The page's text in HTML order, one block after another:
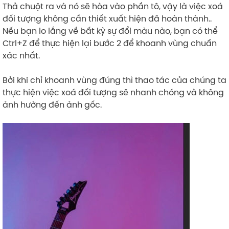
Thả chuột ra và nó sẽ hòa vào phần tô, vậy là việc xoá
đối tượng không cần thiết xuất hiện đã hoàn thành..
Nếu bạn lo lắng về bất kỳ sự đổi màu nào, bạn có thể
Ctrl+Z để thực hiện lại bước 2 để khoanh vùng chuẩn
xác nhất.
Bởi khi chỉ khoanh vùng đúng thì thao tác của chúng ta
thực hiện việc xoá đối tượng sẽ nhanh chóng và không
ảnh hưởng đến ảnh gốc.